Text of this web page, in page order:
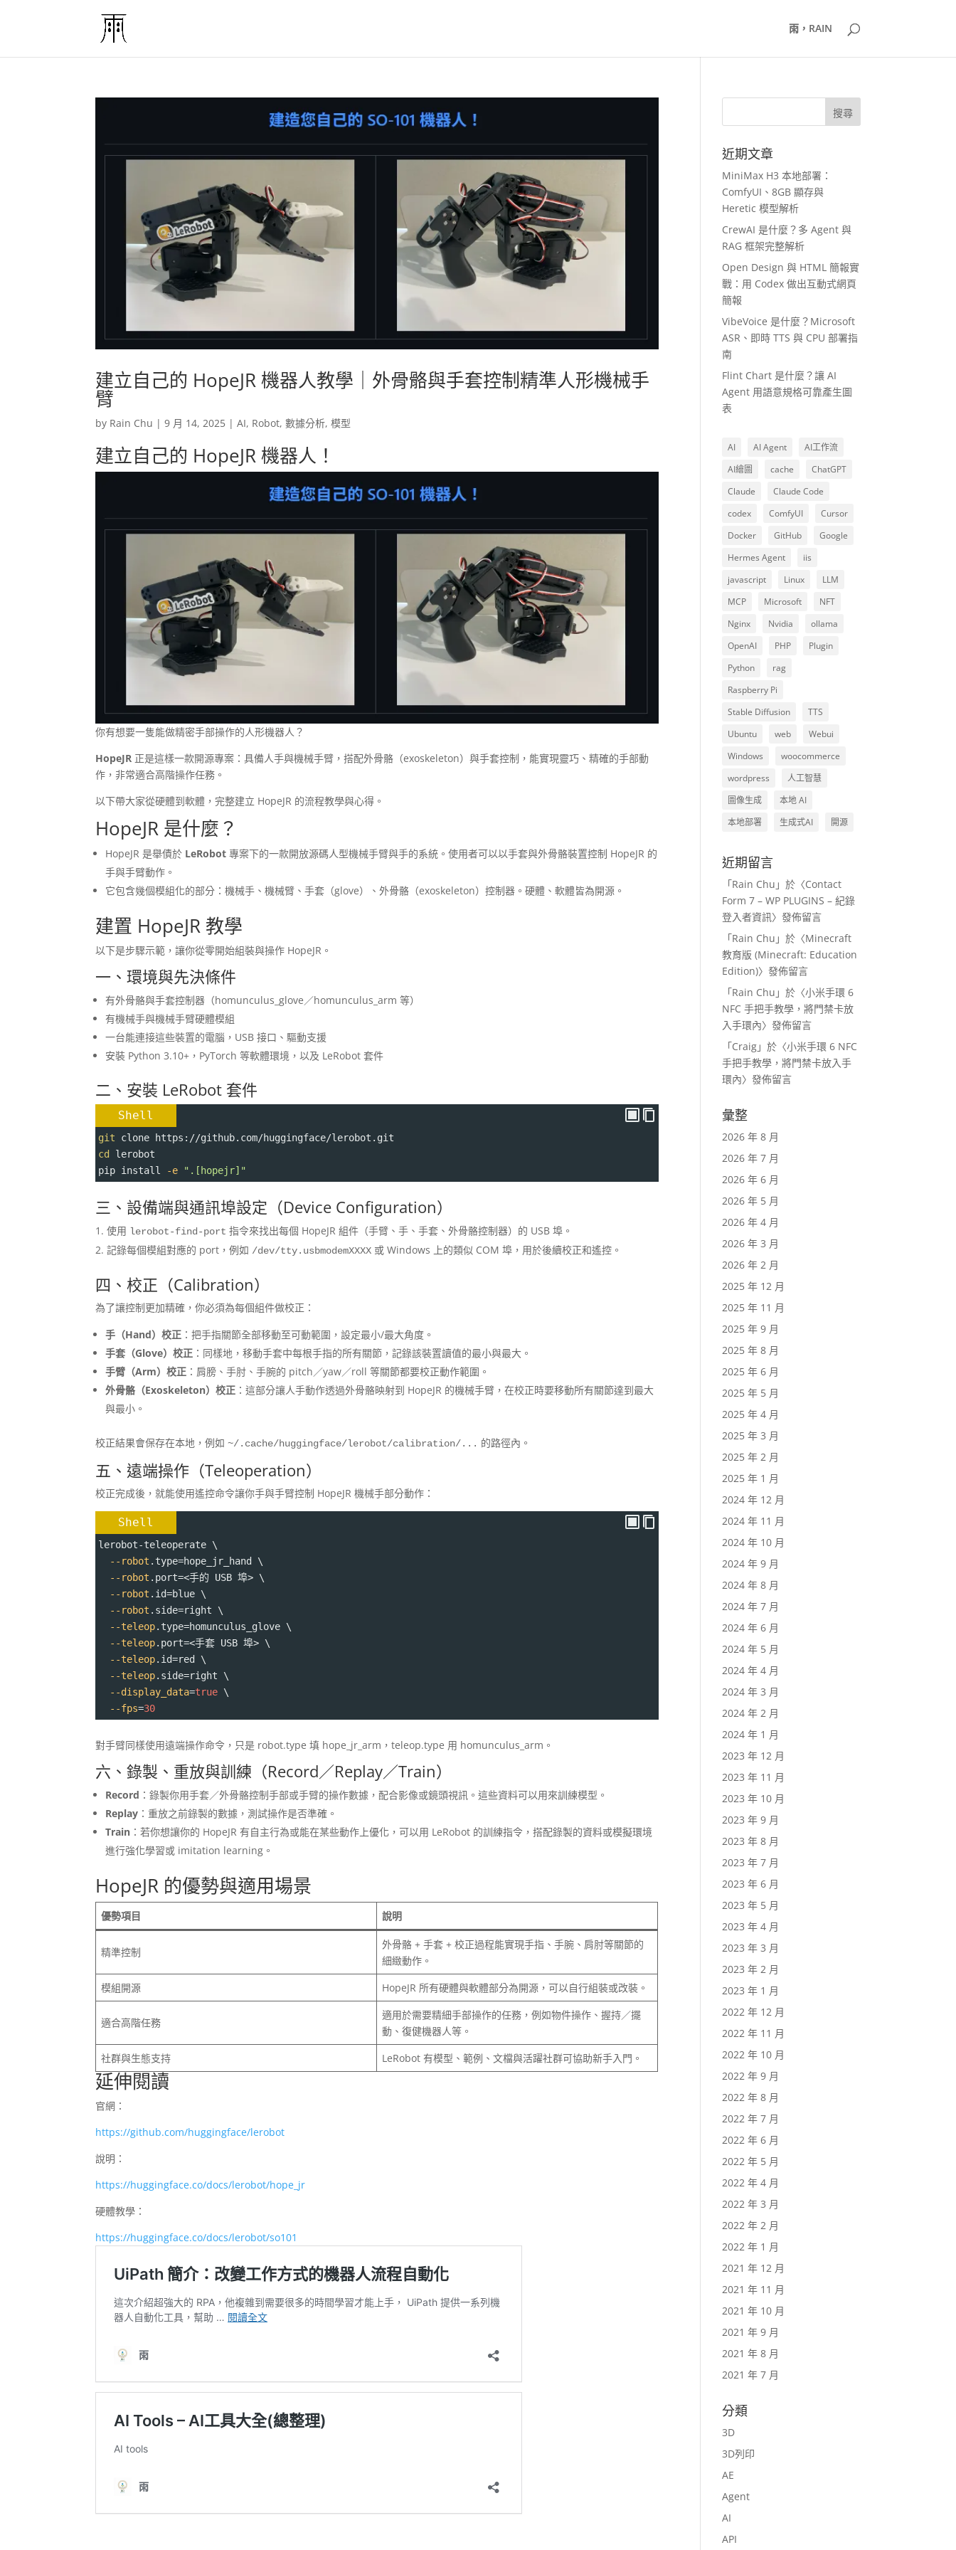
雨，RAIN
建立自己的 HopeJR 機器人教學｜外骨骼與手套控制精準人形機械手
臂
by Rain Chu |9 月 14, 2025 |AI, Robot,數據分析,模型
建立自己的 HopeJR 機器人！
你有想要一隻能做精密手部操作的人形機器人？
HopeJR 正是這樣一款開源專案：具備人手與機械手臂，搭配外骨骼（exoskeleton）與手套控制，能實現靈巧、精確的手部動
作，非常適合高階操作任務。
以下帶大家從硬體到軟體，完整建立 HopeJR 的流程教學與心得。
HopeJR 是什麼？
HopeJR 是舉債於 LeRobot 專案下的一款開放源碼人型機械手臂與手的系統。使用者可以以手套與外骨骼裝置控制 HopeJR 的
手與手臂動作。
它包含幾個模組化的部分：機械手、機械臂、手套（glove）、外骨骼（exoskeleton）控制器。硬體、軟體皆為開源。
建置 HopeJR 教學
以下是步驟示範，讓你從零開始組裝與操作 HopeJR。
一、環境與先決條件
有外骨骼與手套控制器（homunculus_glove／homunculus_arm 等）
有機械手與機械手臂硬體模組
一台能連接這些裝置的電腦，USB 接口、驅動支援
安裝 Python 3.10+，PyTorch 等軟體環境，以及 LeRobot 套件
二、安裝 LeRobot 套件
Shell
git clone https://github.com/huggingface/lerobot.git
cd
lerobot
pip install -e ".[hopejr]"
三、設備端與通訊埠設定（Device Configuration）
使用 lerobot-find-port 指令來找出每個 HopeJR 組件（手臂、手、手套、外骨骼控制器）的 USB 埠。
記錄每個模組對應的 port，例如 /dev/tty.usbmodemXXXX 或 Windows 上的類似 COM 埠，用於後續校正和遙控。
四、校正（Calibration）
為了讓控制更加精確，你必須為每個組件做校正：
手（Hand）校正 ：把手指關節全部移動至可動範圍，設定最小/最大角度。
手套（Glove）校正 ：同樣地，移動手套中每根手指的所有關節，記錄該裝置讀值的最小與最大。
手臂（Arm）校正 ：肩膀、手肘、手腕的 pitch／yaw／roll 等關節都要校正動作範圍。
外骨骼（Exoskeleton）校正 ：這部分讓人手動作透過外骨骼映射到 HopeJR 的機械手臂，在校正時要移動所有關節達到最大
與最小。
校正結果會保存在本地，例如~/.cache/huggingface/lerobot/calibration/... 的路徑內。
五、遠端操作（Teleoperation）
校正完成後，就能使用遙控命令讓你手與手臂控制 HopeJR 機械手部分動作：
Shell
lerobot-teleoperate \
--robot .type=hope_jr_hand \
--robot .port=<手的 USB 埠> \
--robot .id=blue \
--robot .side=right \
--teleop.type=homunculus_glove \
--teleop.port=<手套 USB 埠> \
--teleop.id=red \
--teleop.side=right \
--display_data=true \
--fps=30
對手臂同樣使用遠端操作命令，只是 robot.type 填 hope_jr_arm，teleop.type 用 homunculus_arm。
六、錄製、重放與訓練（Record／Replay／Train）
Record ：錄製你用手套／外骨骼控制手部或手臂的操作數據，配合影像或鏡頭視訊。這些資料可以用來訓練模型。
Replay ：重放之前錄製的數據，測試操作是否準確。
Train ：若你想讓你的 HopeJR 有自主行為或能在某些動作上優化，可以用 LeRobot 的訓練指令，搭配錄製的資料或模擬環境
進行強化學習或 imitation learning。
HopeJR 的優勢與適用場景
優勢項目 說明
精準控制
外骨骼 + 手套 + 校正過程能實現手指、手腕、肩肘等關節的
細緻動作。
模組開源
HopeJR 所有硬體與軟體部分為開源，可以自行組裝或改裝。
適合高階任務
適用於需要精細手部操作的任務，例如物件操作、握持／擺
動、復健機器人等。
社群與生態支持
LeRobot 有模型、範例、文檔與活躍社群可協助新手入門。
延伸閱讀
官網：
https://github.com/huggingface/lerobot
說明：
https://huggingface.co/docs/lerobot/hope_jr
硬體教學：
https://huggingface.co/docs/lerobot/so101
近期文章
MiniMax H3 本地部署：
ComfyUI、8GB 顯存與
Heretic 模型解析
CrewAI 是什麼？多 Agent 與
RAG 框架完整解析
Open Design 與 HTML 簡報實
戰：用 Codex 做出互動式網頁
簡報
VibeVoice 是什麼？Microsoft
ASR、即時 TTS 與 CPU 部署指
南
Flint Chart 是什麼？讓 AI
Agent 用語意規格可靠產生圖
表
AI AI Agent
AI工作流
AI繪圖
cache
ChatGPT
Claude
Claude Code
codex
ComfyUI
Cursor
Docker
GitHub
Google
Hermes Agent
iis
javascript
Linux
LLM
MCP
Microsoft
NFT
Nginx
Nvidia
ollama
OpenAI
PHP
Plugin
Python
rag
Raspberry Pi
Stable Diffusion
TTS
Ubuntu
web
Webui
Windows
woocommerce
wordpress
人工智慧
圖像生成
本地 AI
本地部署
生成式AI 開源
近期留言
「Rain Chu 」於〈Contact
Form 7 – WP PLUGINS – 紀錄
登入者資訊〉發佈留言
「Rain Chu 」於〈Minecraft
教育版 (Minecraft: Education
Edition)〉發佈留言
「Rain Chu 」於〈小米手環 6
NFC 手把手教學，將門禁卡放
入手環內〉發佈留言
「Craig 」於〈小米手環 6 NFC
手把手教學，將門禁卡放入手
環內〉發佈留言
彙整
2026 年 8 月
2026 年 7 月
2026 年 6 月
2026 年 5 月
2026 年 4 月
2026 年 3 月
2026 年 2 月
2025 年 12 月
2025 年 11 月
2025 年 9 月
2025 年 8 月
2025 年 6 月
2025 年 5 月
2025 年 4 月
2025 年 3 月
2025 年 2 月
2025 年 1 月
2024 年 12 月
2024 年 11 月
2024 年 10 月
2024 年 9 月
2024 年 8 月
2024 年 7 月
2024 年 6 月
2024 年 5 月
2024 年 4 月
2024 年 3 月
2024 年 2 月
2024 年 1 月
2023 年 12 月
2023 年 11 月
2023 年 10 月
2023 年 9 月
2023 年 8 月
2023 年 7 月
2023 年 6 月
2023 年 5 月
2023 年 4 月
2023 年 3 月
2023 年 2 月
2023 年 1 月
2022 年 12 月
2022 年 11 月
2022 年 10 月
2022 年 9 月
2022 年 8 月
2022 年 7 月
2022 年 6 月
2022 年 5 月
2022 年 4 月
2022 年 3 月
2022 年 2 月
2022 年 1 月
2021 年 12 月
2021 年 11 月
2021 年 10 月
2021 年 9 月
2021 年 8 月
2021 年 7 月
分類
3D
3D列印
AE
Agent
AI
API